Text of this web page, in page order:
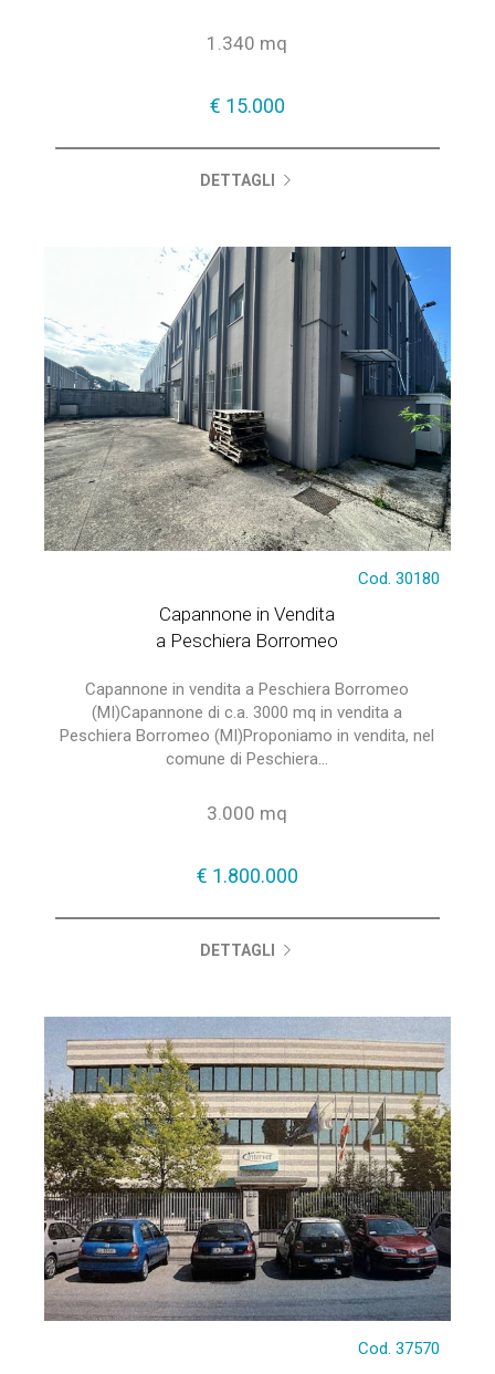
1.340 mq
€ 15.000
DETTAGLI
Cod. 30180
Capannone in Vendita
a Peschiera Borromeo
Capannone in vendita a Peschiera Borromeo
(MI)Capannone di c.a. 3000 mq in vendita a
Peschiera Borromeo (MI)Proponiamo in vendita, nel
comune di Peschiera...
3.000 mq
€ 1.800.000
DETTAGLI
Cod. 37570